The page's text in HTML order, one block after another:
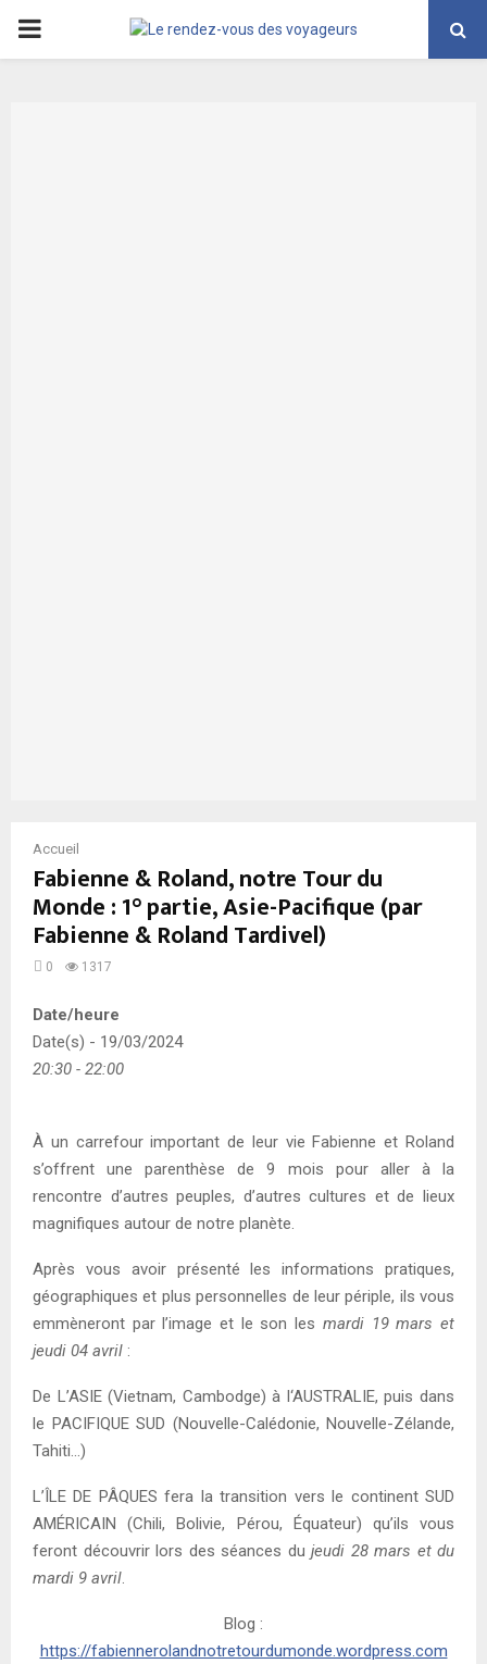
PRIMARY
Accueil
Fabienne & Roland, notre Tour du
Monde : 1° partie, Asie-Pacifique (par
Fabienne & Roland Tardivel)
0 1317
Date/heure
Date(s) - 19/03/2024
20:30 - 22:00
À un carrefour important de leur vie Fabienne et Roland
s’offrent une parenthèse de 9 mois pour aller à la
rencontre d’autres peuples, d’autres cultures et de lieux
magnifiques autour de notre planète.
Après vous avoir présenté les informations pratiques,
géographiques et plus personnelles de leur périple, ils vous
emmèneront par l’image et le son les mardi 19 mars et
jeudi 04 avril :
De L’ASIE (Vietnam, Cambodge) à l‘AUSTRALIE, puis dans
le PACIFIQUE SUD (Nouvelle-Calédonie, Nouvelle-Zélande,
Tahiti…)
L’ÎLE DE PÂQUES fera la transition vers le continent SUD
AMÉRICAIN (Chili, Bolivie, Pérou, Équateur) qu’ils vous
feront découvrir lors des séances du jeudi 28 mars et du
mardi 9 avril.
Blog :
https://fabiennerolandnotretourdumonde.wordpress.com